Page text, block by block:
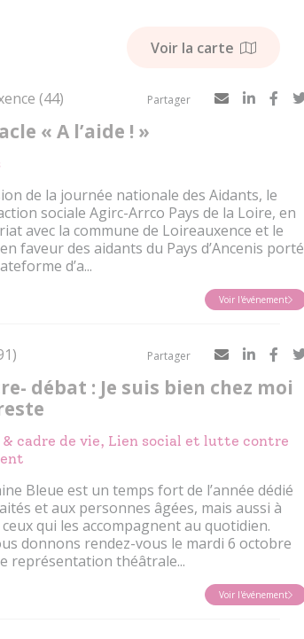
Voir la carte
(44) Partager
« A l’aide ! »
de la journée nationale des Aidants, le
sociale Agirc-Arrco Pays de la Loire, en
avec la commune de Loireauxence et le
faveur des aidants du Pays d’Ancenis porté
d’a...
Voir l'événement
Partager
débat : Je suis bien chez moi
cadre de vie, Lien social et lutte contre
Bleue est un temps fort de l’année dédié
et aux personnes âgées, mais aussi à
qui les accompagnent au quotidien.
donnons rendez-vous le mardi 6 octobre
représentation théâtrale...
Voir l'événement